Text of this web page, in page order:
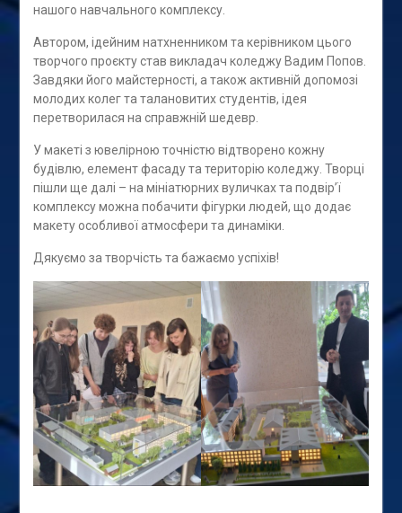
нашого навчального комплексу.
Автором, ідейним натхненником та керівником цього
творчого проєкту став викладач коледжу Вадим Попов.
Завдяки його майстерності, а також активній допомозі
молодих колег та талановитих студентів, ідея
перетворилася на справжній шедевр.
У макеті з ювелірною точністю відтворено кожну
будівлю, елемент фасаду та територію коледжу. Творці
пішли ще далі – на мініатюрних вуличках та подвір’ї
комплексу можна побачити фігурки людей, що додає
макету особливої атмосфери та динаміки.
Дякуємо за творчість та бажаємо успіхів!